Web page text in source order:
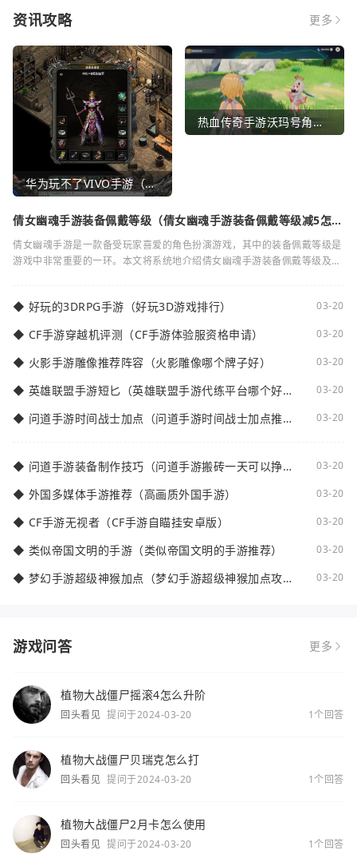
资讯攻略 更多
华为玩不了VIVO手游（华为玩不了VIVO手游怎么办）
热血传奇手游沃玛号角（热血传奇沃玛装备隐藏属性）
倩女幽魂手游装备佩戴等级（倩女幽魂手游装备佩戴等级减5怎么
倩女幽魂手游是一款备受玩家喜爱的角色扮演游戏，其中的装备佩戴等级是
游戏中非常重要的一环。本文将系统地介绍倩女幽魂手游装备佩戴等级及其
◆ 好玩的3DRPG手游（好玩3D游戏排行） 03-20
◆ CF手游穿越机评测（CF手游体验服资格申请） 03-20
◆ 火影手游雕像推荐阵容（火影雕像哪个牌子好） 03-20
◆ 英雄联盟手游短匕（英雄联盟手游代练平台哪个好
03-20
◆ 问道手游时间战士加点（问道手游时间战士加点推
03-20
◆ 问道手游装备制作技巧（问道手游搬砖一天可以挣多
03-20
◆ 外国多媒体手游推荐（高画质外国手游） 03-20
◆ CF手游无视者（CF手游自瞄挂安卓版） 03-20
◆ 类似帝国文明的手游（类似帝国文明的手游推荐） 03-20
◆ 梦幻手游超级神猴加点（梦幻手游超级神猴加点攻
03-20
游戏问答 更多
植物大战僵尸摇滚4怎么升阶
回头看见 提问于2024-03-20 1个回答
植物大战僵尸贝瑞克怎么打
回头看见 提问于2024-03-20 1个回答
植物大战僵尸2月卡怎么使用
回头看见 提问于2024-03-20 1个回答